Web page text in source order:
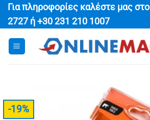
Μετάβαση
στο
περιεχόμενο
Για πληροφορίες καλέστε μας στο
2727 ή +30 231 210 1007
-19%